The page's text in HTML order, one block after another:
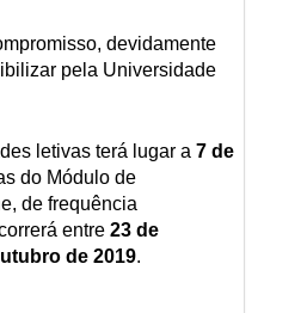
devidamente
pela Universidade
letivas terá lugar a 7 de
do Módulo de
de frequência
entre 23 de
de 2019.